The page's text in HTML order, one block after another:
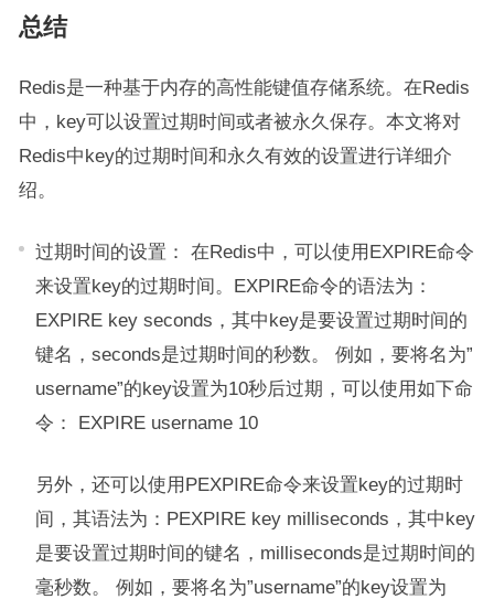
总结
Redis是一种基于内存的高性能键值存储系统。在Redis
中，key可以设置过期时间或者被永久保存。本文将对
Redis中key的过期时间和永久有效的设置进行详细介
绍。
过期时间的设置： 在Redis中，可以使用EXPIRE命令
来设置key的过期时间。EXPIRE命令的语法为：
EXPIRE key seconds，其中key是要设置过期时间的
键名，seconds是过期时间的秒数。 例如，要将名为”
username”的key设置为10秒后过期，可以使用如下命
令： EXPIRE username 10
另外，还可以使用PEXPIRE命令来设置key的过期时
间，其语法为：PEXPIRE key milliseconds，其中key
是要设置过期时间的键名，milliseconds是过期时间的
毫秒数。 例如，要将名为”username”的key设置为